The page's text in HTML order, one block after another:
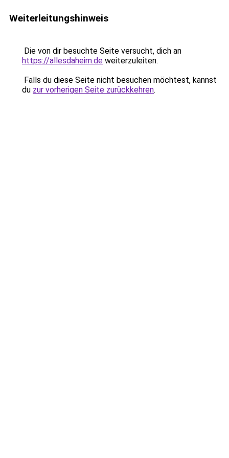
Weiterleitungshinweis
Die von dir besuchte Seite versucht, dich an
https://allesdaheim.de weiterzuleiten.
Falls du diese Seite nicht besuchen möchtest, kannst
du zur vorherigen Seite zurückkehren.